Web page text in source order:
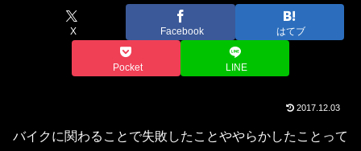
X Facebook はてブ
Pocket LINE
2017.12.03
バイクに関わることで失敗したことややらかしたことって